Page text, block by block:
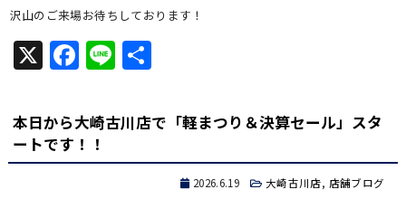
沢山のご来場お待ちしております！
X Facebook
Line共
本日から大崎古川店で「軽まつり＆決算セール」スタ
ートです！！
2026.6.19 大崎古川店, 店舗ブログ